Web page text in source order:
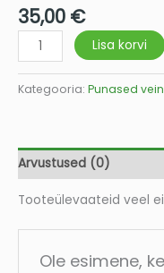
35,00 €
Lisa korvi
Kategooria: Punased
Arvustused (0)
Tooteülevaateid veel
Ole esimene,